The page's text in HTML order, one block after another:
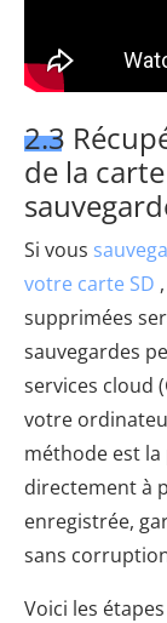
2.3
de la
Si vous
votre carte SD
supprimées
sauvegardes
services cloud
votre
méthode est la
directement à
enregistrée,
sans
Voici les